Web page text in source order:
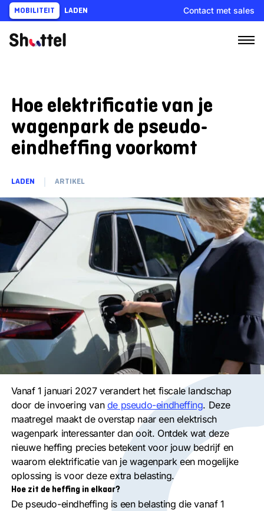
Ga
naar
content
MOBILITEIT LADEN Contact met sales
Hoe elektrificatie van je
wagenpark de pseudo-
eindheffing voorkomt
LADEN ARTIKEL
Vanaf 1 januari 2027 verandert het fiscale landschap
door de invoering van de pseudo-eindheffing. Deze
maatregel maakt de overstap naar een elektrisch
wagenpark interessanter dan ooit. Ontdek wat deze
nieuwe heffing precies betekent voor jouw bedrijf en
waarom elektrificatie van je wagenpark een mogelijke
oplossing is voor deze extra belasting.
Hoe zit de heffing in elkaar?
De pseudo-eindheffing is een belasting die vanaf 1